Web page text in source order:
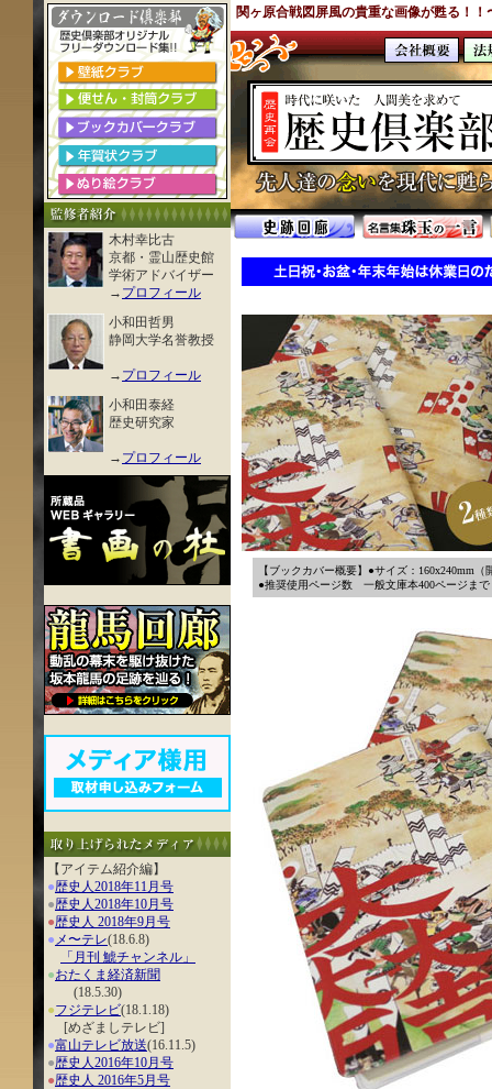
木村幸比古
京都・霊山歴史館
学術アドバイザー
→ プロフィール
小和田哲男
静岡大学名誉教授
→ プロフィール
小和田泰経
歴史研究家
→ プロフィール
【アイテム紹介編】
●歴史人2018年11月号
●歴史人2018年10月号
●歴史人 2018年9月号
● メ〜テレ(18.6.8)
「月刊 鯱チャンネル」
●おたくま経済新聞
(18.5.30)
●フジテレビ(18.1.18)
[めざましテレビ]
●富山テレビ放送(16.11.5)
●歴史人2016年10月号
●歴史人 2016年5月号
関ヶ原合戦図屏風の貴重な画像が甦る！
【ブックカバー概要】●サイズ：160x240mm
●推奨使用ページ数 一般文庫本400ページま